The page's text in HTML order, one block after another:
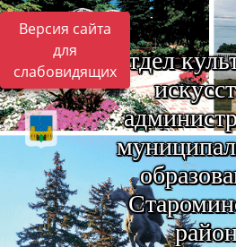
Версия сайта
для
слабовидящих Отдел